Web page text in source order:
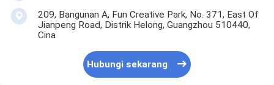
209, Bangunan A, Fun Creative Park, No. 371, East Of
Jianpeng Road, Distrik Helong, Guangzhou 510440,
Cina
Hubungi sekarang